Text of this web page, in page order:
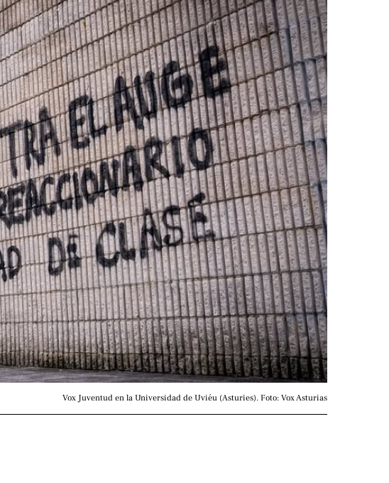
Vox Juventud en la Universidad de Uviéu (Asturies). Foto: Vox Asturias